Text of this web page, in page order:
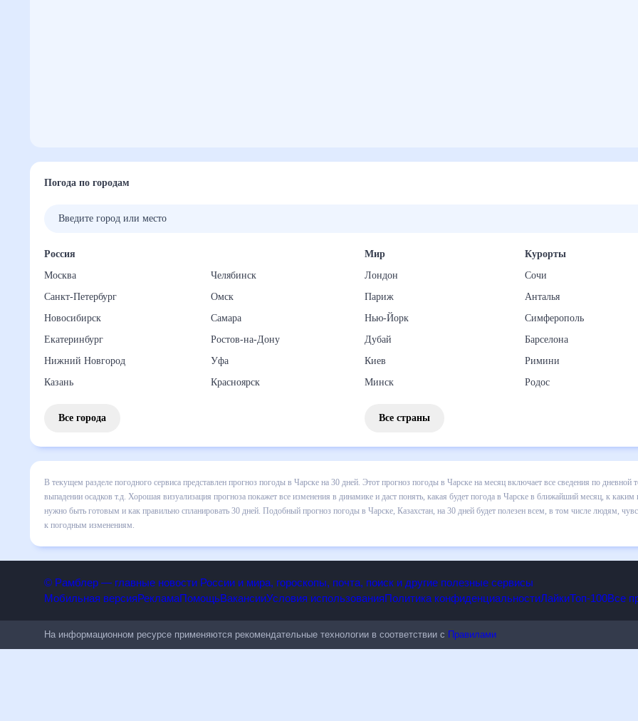
Погода по городам
Россия
Москва
Санкт-Петербург
Новосибирск
Екатеринбург
Нижний Новгород
Казань
Челябинск
Омск
Самара
Ростов-на-Дону
Уфа
Красноярск
Все города
Мир
Лондон
Париж
Нью-Йорк
Дубай
Киев
Минск
Курорты
Сочи
Анталья
Симферополь
Барселона
Римини
Родос
Все страны
В текущем разделе погодного сервиса представлен прогноз погоды в Чарске на 30 дней. Этот прогноз погоды в Чарске на
все сведения по дневной температуре , выпадении осадков т.д. Хорошая визуализация прогноза покажет все изменения в
понять, какая будет погода в Чарске в ближайший месяц, к каким изменениям нужно быть готовым и как правильно
Подобный прогноз погоды в Чарске, Казахстан, на 30 дней будет полезен всем, в том числе людям, чувствительным к погодным
© Рамблер — главные новости России и мира, гороскопы, почта, поиск и другие полезные сервисы
На информационном ресурсе применяются рекомендательные технологии в соответствии сПравилами